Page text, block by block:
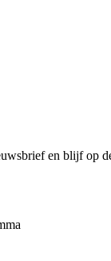
en blijf op